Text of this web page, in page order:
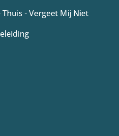
- Vergeet Mij Niet